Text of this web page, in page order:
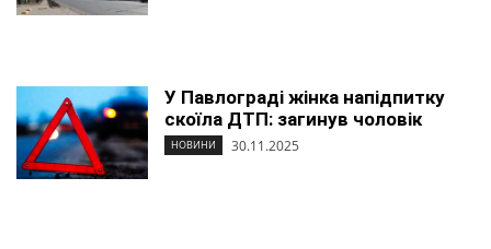
У Павлограді жінка напідпитку
скоїла ДТП: загинув чоловік
НОВИНИ 30.11.2025